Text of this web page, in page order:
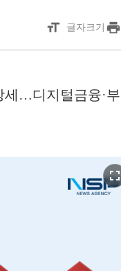
format_size 글자크기 print
세…디지털금융·부
fullscreen